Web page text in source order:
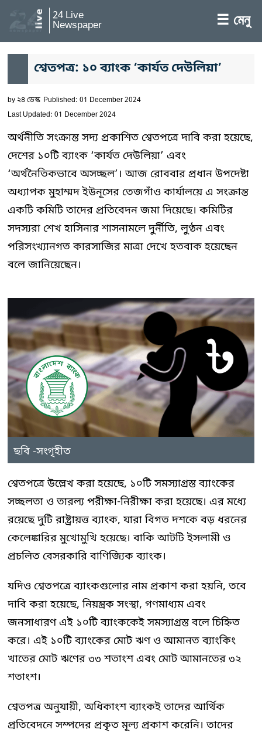
24 Live
Newspaper ☰ মেনু
শ্বেতপত্র: ১০ ব্যাংক ‘কার্যত দেউলিয়া’
by২৪ ডেস্ক Published: 01 December 2024
Last Updated: 01 December 2024
অর্থনীতি সংক্রান্ত সদ্য প্রকাশিত শ্বেতপত্রে দাবি করা হয়েছে,
দেশের ১০টি ব্যাংক ‘কার্যত দেউলিয়া’ এবং
‘অর্থনৈতিকভাবে অসচ্ছল’। আজ রোববার প্রধান উপদেষ্টা
অধ্যাপক মুহাম্মদ ইউনূসের তেজগাঁও কার্যালয়ে এ সংক্রান্ত
একটি কমিটি তাদের প্রতিবেদন জমা দিয়েছে। কমিটির
সদস্যরা শেখ হাসিনার শাসনামলে দুর্নীতি, লুণ্ঠন এবং
পরিসংখ্যানগত কারসাজির মাত্রা দেখে হতবাক হয়েছেন
বলে জানিয়েছেন।
ছবি -সংগৃহীত
শ্বেতপত্রে উল্লেখ করা হয়েছে, ১০টি সমস্যাগ্রস্ত ব্যাংকের
সচ্ছলতা ও তারল্য পরীক্ষা-নিরীক্ষা করা হয়েছে। এর মধ্যে
রয়েছে দুটি রাষ্ট্রায়ত্ত ব্যাংক, যারা বিগত দশকে বড় ধরনের
কেলেঙ্কারির মুখোমুখি হয়েছে। বাকি আটটি ইসলামী ও
প্রচলিত বেসরকারি বাণিজ্যিক ব্যাংক।
যদিও শ্বেতপত্রে ব্যাংকগুলোর নাম প্রকাশ করা হয়নি, তবে
দাবি করা হয়েছে, নিয়ন্ত্রক সংস্থা, গণমাধ্যম এবং
জনসাধারণ এই ১০টি ব্যাংককেই সমস্যাগ্রস্ত বলে চিহ্নিত
করে। এই ১০টি ব্যাংকের মোট ঋণ ও আমানত ব্যাংকিং
খাতের মোট ঋণের ৩৩ শতাংশ এবং মোট আমানতের ৩২
শতাংশ।
শ্বেতপত্র অনুযায়ী, অধিকাংশ ব্যাংকই তাদের আর্থিক
প্রতিবেদনে সম্পদের প্রকৃত মূল্য প্রকাশ করেনি। তাদের